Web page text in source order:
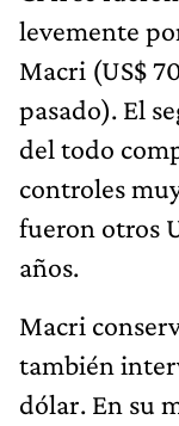
levemente
Macri (US$
pasado). El
del todo
controles
fueron otros
años.
Macri
también
dólar. En su